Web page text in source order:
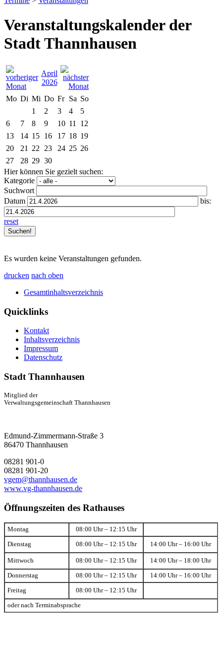
Veranstaltungskalender der
Stadt Thannhausen
April
2026
Mo Di Mi Do Fr Sa So
1
2 3 4
5
6
7 8 9 10 11
12
13
14 15 16 17 18 19
20
21 22 23 24 25 26
27
28 29 30
Hier können Sie gezielt suchen:
Kategorie
Suchwort
Datum
bis:
reset
Es wurden keine Veranstaltungen gefunden.
drucken nach oben
Gesamtinhaltsverzeichnis
Quicklinks
Kontakt
Inhaltsverzeichnis
Impressum
Datenschutz
Stadt Thannhausen
Mitglied der
Verwaltungsgemeinschaft Thannhausen
Edmund-Zimmermann-Straße 3
86470 Thannhausen
08281 901-0
08281 901-20
vgem@thannhausen.de
www.vg-thannhausen.de
Öffnungszeiten des Rathauses
Montag 08:00 Uhr – 12:15 Uhr
Dienstag 08:00 Uhr – 12:15 Uhr 14:00 Uhr – 16:00 Uhr
Mittwoch 08:00 Uhr – 12:15 Uhr 14:00 Uhr – 18:00 Uhr
Donnerstag 08:00 Uhr – 12:15 Uhr 14:00 Uhr – 16:00 Uhr
Freitag 08:00 Uhr – 12:15 Uhr
oder nach Terminabsprache